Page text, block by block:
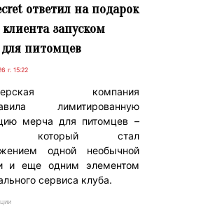
ответил на подарок
клиента запуском
питомцев
г. 15:22
компания
лимитированную
мерча для питомцев –
который стал
одной необычной
и еще одним элементом
сервиса клуба.